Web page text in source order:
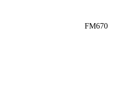
FM670